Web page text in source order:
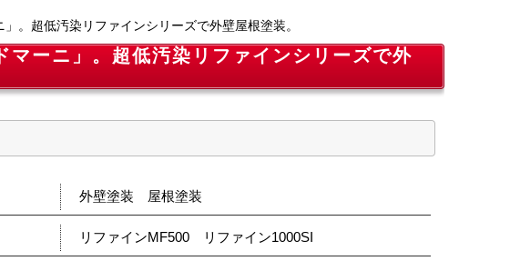
。超低汚染リファインシリーズで外壁屋根塗装。
ーニ」。超低汚染リファインシリーズで外
外壁塗装 屋根塗装
リファインMF500 リファイン1000SI